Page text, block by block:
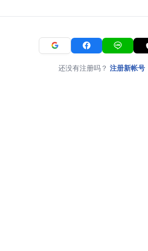
还没有注册吗？ 注册新帐号